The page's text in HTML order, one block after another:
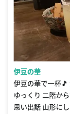
伊豆の華
伊豆の華で一杯
ゆっくり 二階か
思い出話 山形に